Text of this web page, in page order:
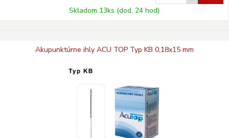
Skladom 13ks (dod. 24 hod)
Akupunktúrne ihly ACU TOP Typ KB 0,18x15 mm